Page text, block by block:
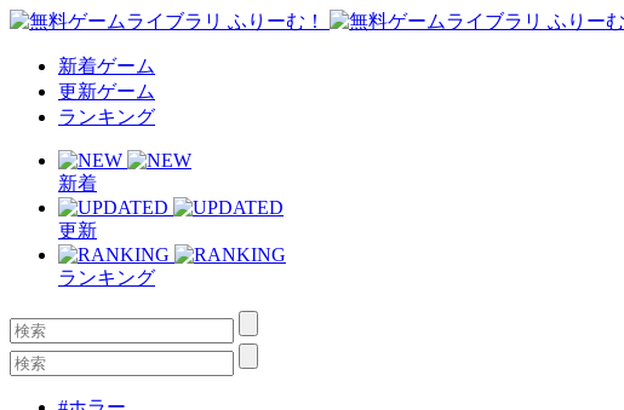
新着ゲーム
更新ゲーム
ランキング
新着
更新
ランキング